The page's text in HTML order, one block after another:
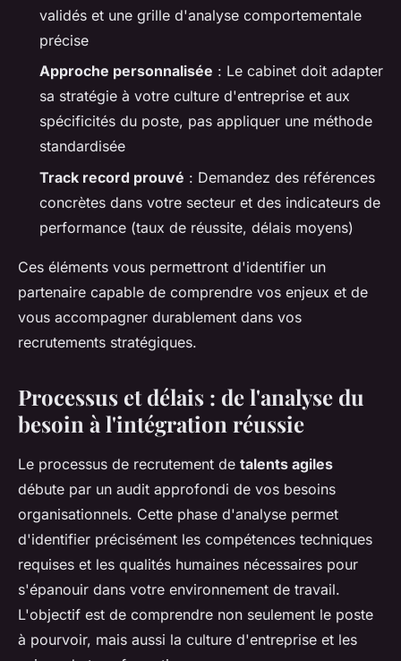
validés et une grille d'analyse comportementale
précise
Approche personnalisée : Le cabinet doit adapter
sa stratégie à votre culture d'entreprise et aux
spécificités du poste, pas appliquer une méthode
standardisée
Track record prouvé : Demandez des références
concrètes dans votre secteur et des indicateurs de
performance (taux de réussite, délais moyens)
Ces éléments vous permettront d'identifier un
partenaire capable de comprendre vos enjeux et de
vous accompagner durablement dans vos
recrutements stratégiques.
Processus et délais : de l'analyse du
besoin à l'intégration réussie
Le processus de recrutement de talents agiles
débute par un audit approfondi de vos besoins
organisationnels. Cette phase d'analyse permet
d'identifier précisément les compétences techniques
requises et les qualités humaines nécessaires pour
s'épanouir dans votre environnement de travail.
L'objectif est de comprendre non seulement le poste
à pourvoir, mais aussi la culture d'entreprise et les